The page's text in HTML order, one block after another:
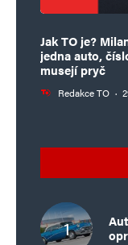
Jak TO je?
jedna auto,
musejí pryč
Redakce TO ·